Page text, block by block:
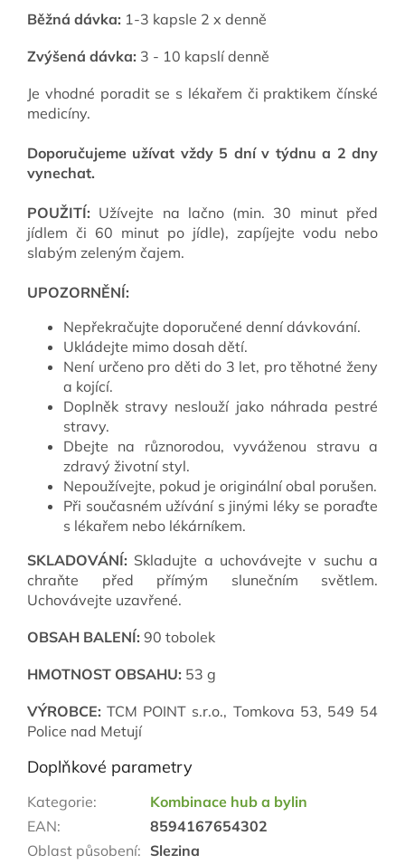
Běžná dávka: 1-3 kapsle 2 x denně
Zvýšená dávka: 3 - 10 kapslí denně
Je vhodné poradit se s lékařem či praktikem čínské
medicíny.
Doporučujeme užívat vždy 5 dní v týdnu a 2 dny
vynechat.
POUŽITÍ: Užívejte na lačno (min. 30 minut před
jídlem či 60 minut po jídle), zapíjejte vodu nebo
slabým zeleným čajem.
UPOZORNĚNÍ:
Nepřekračujte doporučené denní dávkování.
Ukládejte mimo dosah dětí.
Není určeno pro děti do 3 let, pro těhotné ženy
a kojící.
Doplněk stravy neslouží jako náhrada pestré
stravy.
Dbejte na různorodou, vyváženou stravu a
zdravý životní styl.
Nepoužívejte, pokud je originální obal porušen.
Při současném užívání s jinými léky se poraďte
s lékařem nebo lékárníkem.
SKLADOVÁNÍ: Skladujte a uchovávejte v suchu a
chraňte před přímým slunečním světlem.
Uchovávejte uzavřené.
OBSAH BALENÍ: 90 tobolek
HMOTNOST OBSAHU: 53 g
VÝROBCE: TCM POINT s.r.o., Tomkova 53, 549 54
Police nad Metují
Doplňkové parametry
Kategorie:
Kombinace hub a bylin
EAN:
8594167654302
Oblast působení: Slezina